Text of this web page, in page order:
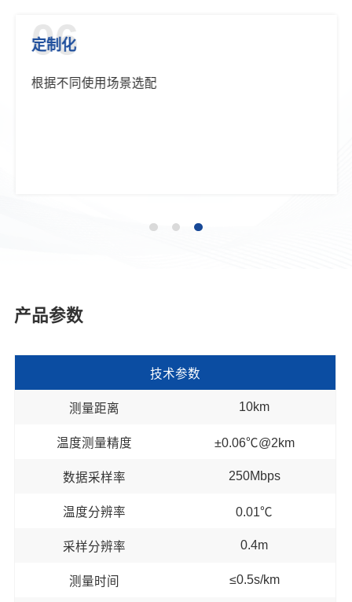
06
定制化
根据不同使用场景选配
产品参数
技术参数
测量距离 10km
温度测量精度 ±0.06℃@2km
数据采样率 250Mbps
温度分辨率 0.01℃
采样分辨率 0.4m
测量时间 ≤0.5s/km